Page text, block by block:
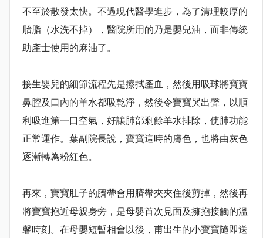
不至於散發太快。不過現代醫學進步，為了清理較厚的
胎脂（水洗不掉），醫院所用的乃是嬰兒油，而非傳統
助產士使用的麻油了。
接生嬰兒的細節流程先是擦拭產血，然後用吸球將寶寶
鼻腔及口內的羊水都吸乾淨，然後令寶寶哭出聲，以順
利吸進第一口空氣，好讓肺部剩餘羊水排除，使肺功能
正常運作。葉副院長說，寶寶這時的膚色，也將由灰色
逐漸轉為粉紅色。
再來，寶寶肚子的臍帶會用臍帶夾夾住後剪掉，然後再
將寶寶抱近母親身旁，是母嬰首次見面及擁抱接觸的溫
馨時刻。在母嬰短暫相會以後，甫出生的小寶寶隨即送